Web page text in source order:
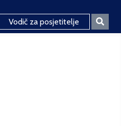
Vodič za posjetitelje